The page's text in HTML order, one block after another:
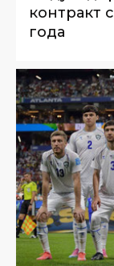
контракт
года